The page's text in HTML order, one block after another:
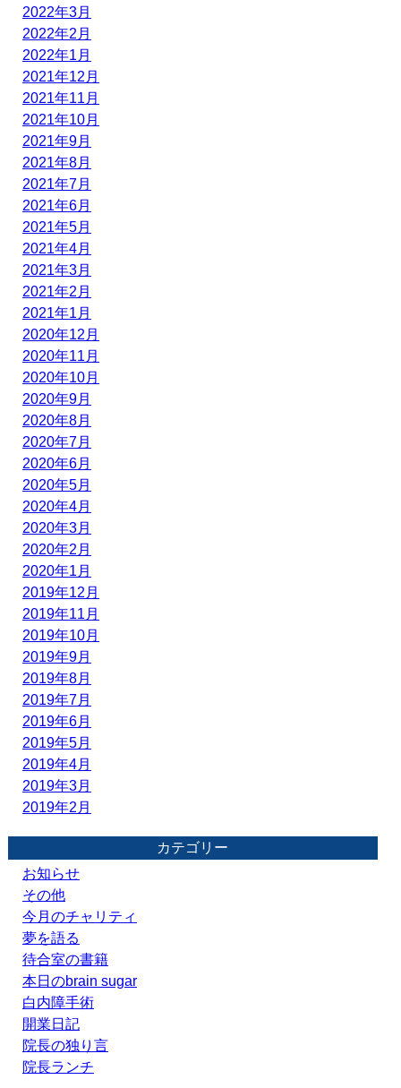
2022年3月
2022年2月
2022年1月
2021年12月
2021年11月
2021年10月
2021年9月
2021年8月
2021年7月
2021年6月
2021年5月
2021年4月
2021年3月
2021年2月
2021年1月
2020年12月
2020年11月
2020年10月
2020年9月
2020年8月
2020年7月
2020年6月
2020年5月
2020年4月
2020年3月
2020年2月
2020年1月
2019年12月
2019年11月
2019年10月
2019年9月
2019年8月
2019年7月
2019年6月
2019年5月
2019年4月
2019年3月
2019年2月
カテゴリー
お知らせ
その他
今月のチャリティ
夢を語る
待合室の書籍
本日のbrain sugar
白内障手術
開業日記
院長の独り言
院長ランチ